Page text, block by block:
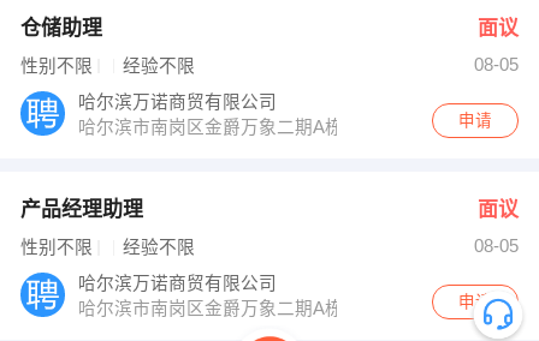
仓储助理 面议
性别不限 经验不限
08-05
哈尔滨万诺商贸有限公司
哈尔滨市南岗区金爵万象二期A栋1单元5层523号申请
产品经理助理 面议
性别不限 经验不限
08-05
哈尔滨万诺商贸有限公司
哈尔滨市南岗区金爵万象二期A栋1单元5层523号申请